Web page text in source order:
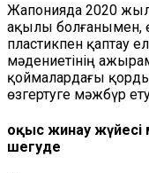
Жапонияда 2020
ақылы болғанымен,
пластикпен қаптау
мәдениетінің
қоймалардағы
өзгертуге мәжбүр
Қоқыс жинау
шегуде